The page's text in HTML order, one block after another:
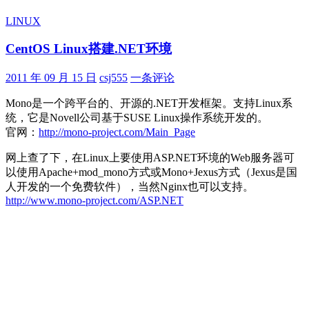
LINUX
CentOS Linux搭建.NET环境
2011 年 09 月 15 日 csj555 一条评论
Mono是一个跨平台的、开源的.NET开发框架。支持Linux系
统，它是Novell公司基于SUSE Linux操作系统开发的。
官网： http://mono-project.com/Main_Page
网上查了下，在Linux上要使用ASP.NET环境的Web服务器可
以使用Apache+mod_mono方式或Mono+Jexus方式（Jexus是国
人开发的一个免费软件），当然Nginx也可以支持。
http://www.mono-project.com/ASP.NET